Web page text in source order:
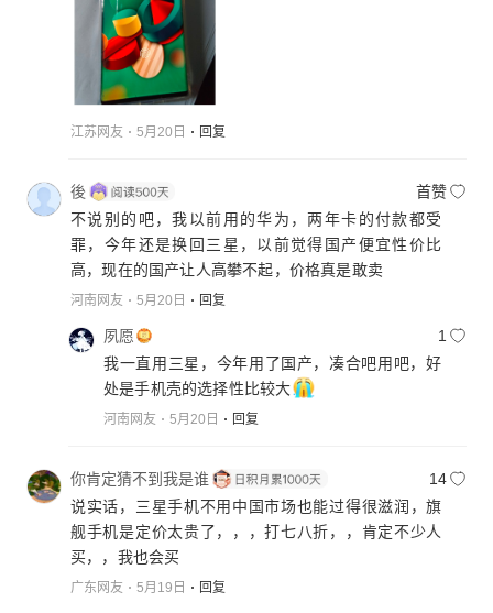
江苏网友 5月20日 回复
後
首赞
不说别的吧，我以前用的华为，两年卡的付款都受
罪，今年还是换回三星，以前觉得国产便宜性价比
高，现在的国产让人高攀不起，价格真是敢卖
河南网友 5月20日 回复
夙愿
1
我一直用三星，今年用了国产，凑合吧用吧，好
处是手机壳的选择性比较大
河南网友 5月20日 回复
你肯定猜不到我是谁
14
说实话，三星手机不用中国市场也能过得很滋润，旗
舰手机是定价太贵了，，，打七八折，，肯定不少人
买，，我也会买
广东网友 5月19日 回复